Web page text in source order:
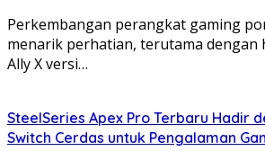
Perkembangan perangkat gaming
menarik perhatian, terutama dengan
Ally X versi…
SteelSeries Apex Pro Terbaru Hadir
Switch Cerdas untuk Pengalaman